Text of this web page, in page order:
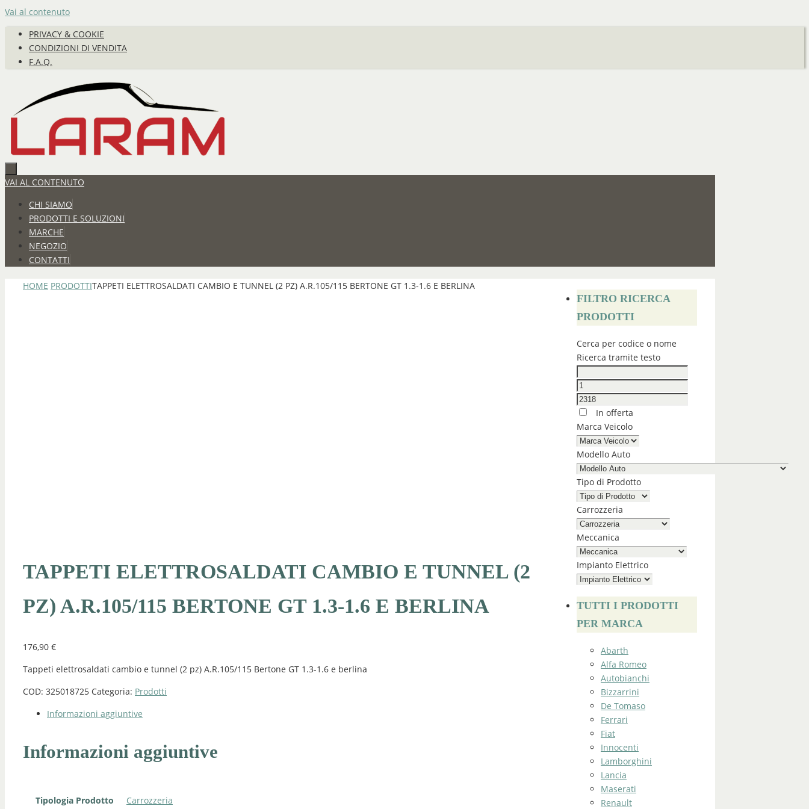
Vai al contenuto
PRIVACY & COOKIE
CONDIZIONI DI VENDITA
F.A.Q.
VAI AL CONTENUTO
CHI SIAMO
PRODOTTI E SOLUZIONI
MARCHE
NEGOZIO
CONTATTI
HOME PRODOTTITAPPETI ELETTROSALDATI CAMBIO E TUNNEL (2 PZ) A.R.105/115 BERTONE GT 1.3-1.6 E BERLINA
TAPPETI ELETTROSALDATI CAMBIO E TUNNEL (2
PZ) A.R.105/115 BERTONE GT 1.3-1.6 E BERLINA
176,90 €
Tappeti elettrosaldati cambio e tunnel (2 pz) A.R.105/115 Bertone GT 1.3-1.6 e berlina
COD: 325018725 Categoria: Prodotti
Informazioni aggiuntive
Informazioni aggiuntive
Tipologia Prodotto Carrozzeria
FILTRO RICERCA
PRODOTTI
Cerca per codice o nome
Ricerca tramite testo
In offerta
Marca Veicolo
Modello Auto
Tipo di Prodotto
Carrozzeria
Meccanica
Impianto Elettrico
TUTTI I PRODOTTI
PER MARCA
Abarth
Alfa Romeo
Autobianchi
Bizzarrini
De Tomaso
Ferrari
Fiat
Innocenti
Lamborghini
Lancia
Maserati
Renault